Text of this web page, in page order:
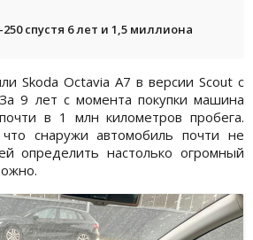
спустя 6 лет и 1,5 миллиона
Skoda Octavia A7 в версии Scout с
9 лет с момента покупки машина
в 1 млн километров пробега.
снаружи автомобиль почти не
определить настолько огромный